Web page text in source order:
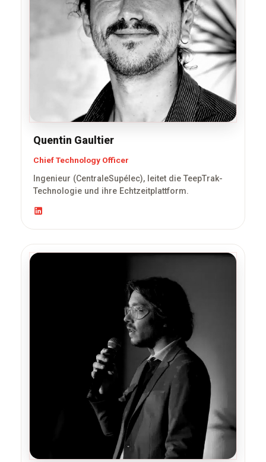
Quentin Gaultier
Chief Technology Officer
Ingenieur (CentraleSupélec), leitet die TeepTrak-
Technologie und ihre Echtzeitplattform.